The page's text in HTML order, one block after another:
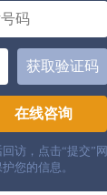
获取验证码
在线咨询
访，点击“提交”网
您的信息。